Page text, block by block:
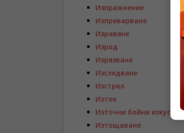
Изпражнение
Изпреварване
Изравяне
Изрод
Изрязване
Изследване
Изстрел
Изток
Източни бойни изкуства
Изтощаване